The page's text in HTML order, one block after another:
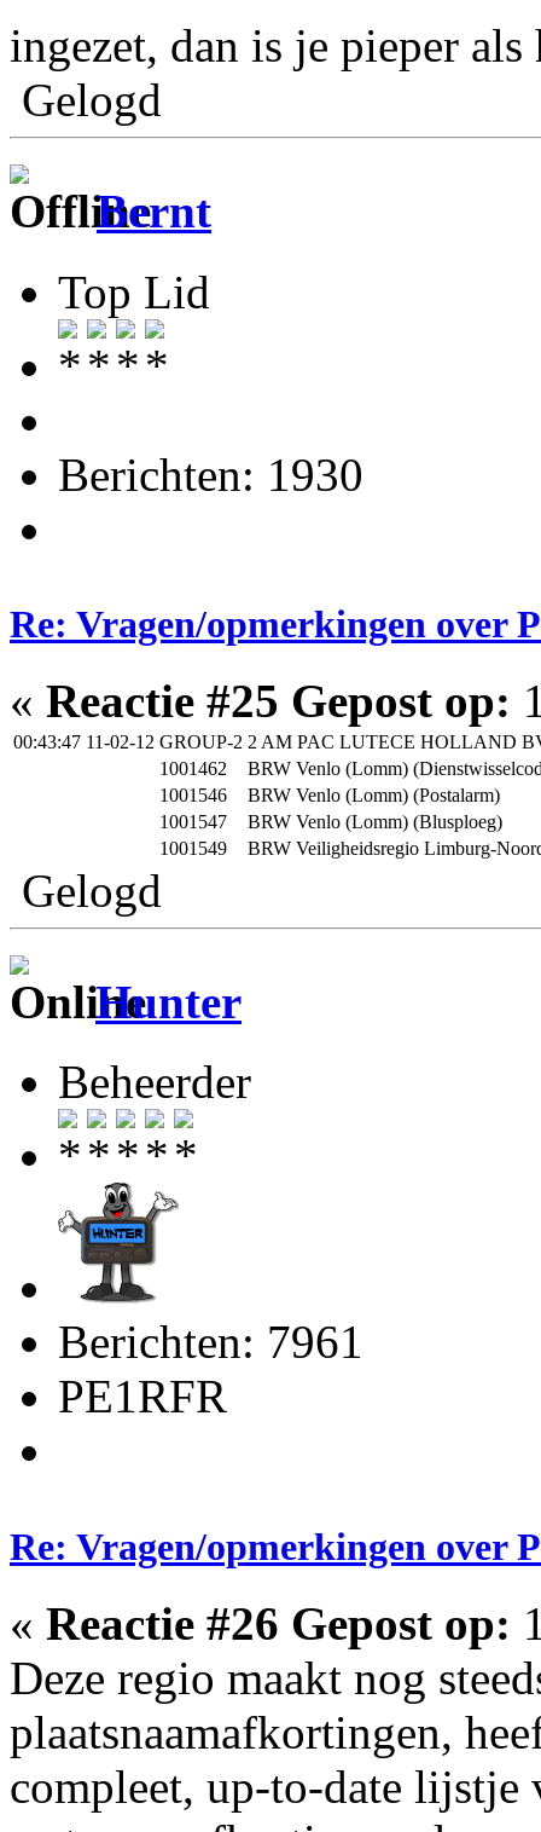
ingezet, dan is je pieper
Gelogd
Bernt
Top Lid
Berichten: 1930
Re: Vragen/opmerkingen over
« Reactie #25 Gepost op:
00:43:47 11-02-12 GROUP-2 2 AM PAC LUTECE HOLLAND
1001462
BRW Venlo (Lomm)
1001546
BRW Venlo (Lomm) (Postalarm)
1001547
BRW Venlo (Lomm) (Blusploeg)
1001549
BRW Veiligheidsregio Limburg-
Gelogd
Hunter
Beheerder
Berichten: 7961
PE1RFR
Re: Vragen/opmerkingen over
« Reactie #26 Gepost op:
Deze regio maakt nog
plaatsnaamafkortingen,
compleet, up-to-date lijstje